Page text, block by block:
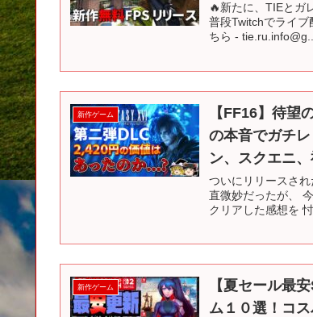
🔥新たに、TIEとガ
普段Twitchでライ
ちら -
新作ゲーム
【FF16】待
の本音でガチ
ン、スクエニ
ついにリリースさ
直微妙だったが、
クリアした感想を
新作ゲーム
【夏セール最
ム１０選！コ